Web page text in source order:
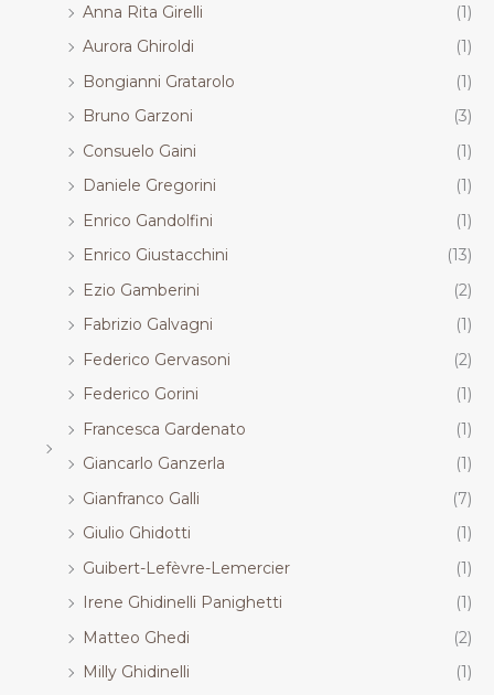
Anna Rita Girelli
(1)
Aurora Ghiroldi
(1)
Bongianni Gratarolo
(1)
Bruno Garzoni
(3)
Consuelo Gaini
(1)
Daniele Gregorini
(1)
Enrico Gandolfini
(1)
Enrico Giustacchini
(13)
Ezio Gamberini
(2)
Fabrizio Galvagni
(1)
Federico Gervasoni
(2)
Federico Gorini
(1)
Francesca Gardenato
(1)
Giancarlo Ganzerla
(1)
Gianfranco Galli
(7)
Giulio Ghidotti
(1)
Guibert-Lefèvre-Lemercier
(1)
Irene Ghidinelli Panighetti
(1)
Matteo Ghedi
(2)
Milly Ghidinelli
(1)